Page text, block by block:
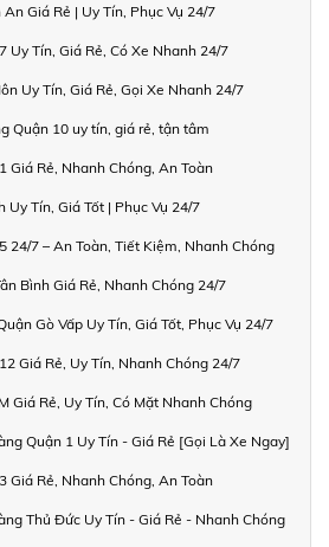
Giá Rẻ | Uy Tín, Phục Vụ 24/7
Uy Tín, Giá Rẻ, Có Xe Nhanh 24/7
Uy Tín, Giá Rẻ, Gọi Xe Nhanh 24/7
Quận 10 uy tín, giá rẻ, tận tâm
Giá Rẻ, Nhanh Chóng, An Toàn
Uy Tín, Giá Tốt | Phục Vụ 24/7
24/7 – An Toàn, Tiết Kiệm, Nhanh Chóng
Bình Giá Rẻ, Nhanh Chóng 24/7
Gò Vấp Uy Tín, Giá Tốt, Phục Vụ 24/7
Giá Rẻ, Uy Tín, Nhanh Chóng 24/7
Giá Rẻ, Uy Tín, Có Mặt Nhanh Chóng
Quận 1 Uy Tín - Giá Rẻ [Gọi Là Xe Ngay]
Giá Rẻ, Nhanh Chóng, An Toàn
Thủ Đức Uy Tín - Giá Rẻ - Nhanh Chóng